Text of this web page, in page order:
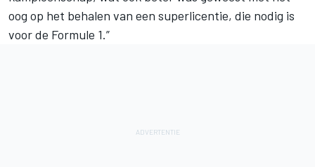
oog op het behalen van een superlicentie, die nodig is
voor de Formule 1.”